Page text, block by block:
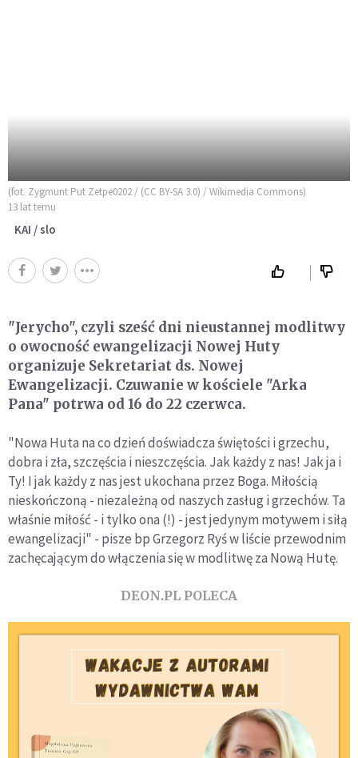
(fot. Zygmunt Put Zetpe0202 / (CC BY-SA 3.0) / Wikimedia Commons)
13 lat temu
KAI / slo
"Jerycho", czyli sześć dni nieustannej modlitwy
o owocność ewangelizacji Nowej Huty
organizuje Sekretariat ds. Nowej
Ewangelizacji. Czuwanie w kościele "Arka
Pana" potrwa od 16 do 22 czerwca.
"Nowa Huta na co dzień doświadcza świętości i grzechu,
dobra i zła, szczęścia i nieszczęścia. Jak każdy z nas! Jak ja i
Ty! I jak każdy z nas jest ukochana przez Boga. Miłością
nieskończoną - niezależną od naszych zasług i grzechów. Ta
właśnie miłość - i tylko ona (!) - jest jedynym motywem i siłą
ewangelizacji" - pisze bp Grzegorz Ryś w liście przewodnim
zachęcającym do włączenia się w modlitwę za Nową Hutę.
DEON.PL POLECA